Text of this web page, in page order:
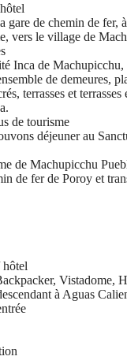
gare de chemin de fer,
vers le village de
Inca de
de demeures,
terrasses et
de tourisme
déjeuner au
de Machupicchu
de fer de Poroy et
hôtel
Vistadome,
à Aguas